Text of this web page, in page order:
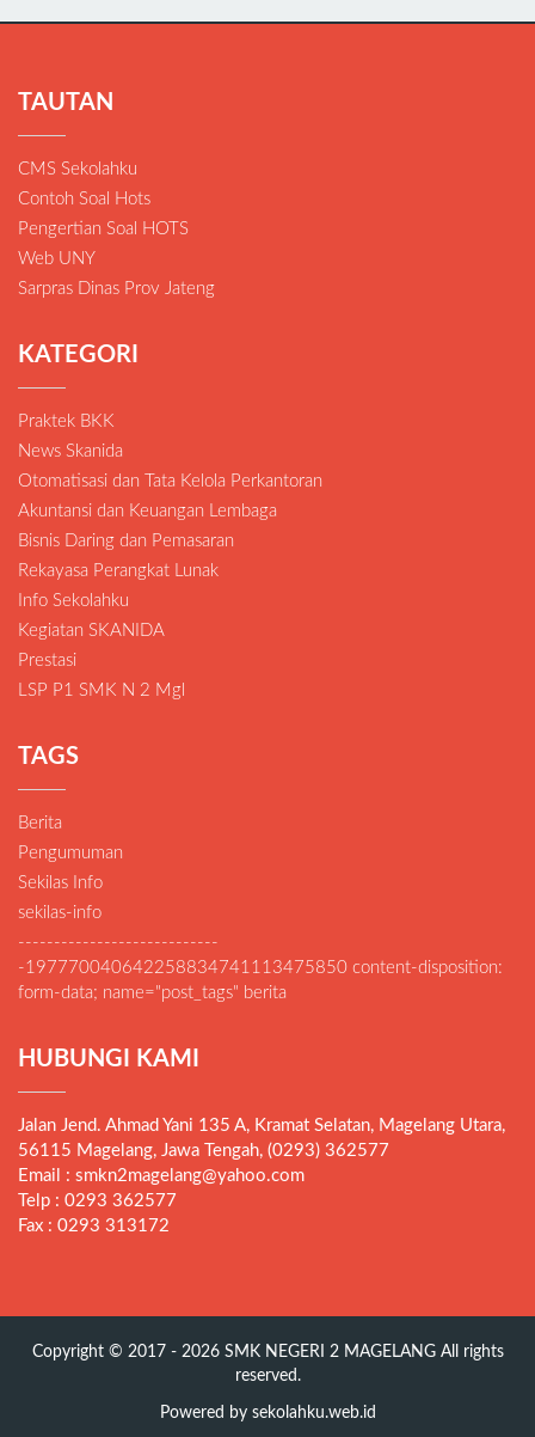
TAUTAN
CMS Sekolahku
Contoh Soal Hots
Pengertian Soal HOTS
Web UNY
Sarpras Dinas Prov Jateng
KATEGORI
Praktek BKK
News Skanida
Otomatisasi dan Tata Kelola Perkantoran
Akuntansi dan Keuangan Lembaga
Bisnis Daring dan Pemasaran
Rekayasa Perangkat Lunak
Info Sekolahku
Kegiatan SKANIDA
Prestasi
LSP P1 SMK N 2 Mgl
TAGS
Berita
Pengumuman
Sekilas Info
sekilas-info
----------------------------
-197770040642258834741113475850 content-disposition:
form-data; name="post_tags" berita
HUBUNGI KAMI
Jalan Jend. Ahmad Yani 135 A, Kramat Selatan, Magelang Utara,
56115 Magelang, Jawa Tengah, (0293) 362577
Email : smkn2magelang@yahoo.com
Telp : 0293 362577
Fax : 0293 313172
Copyright © 2017 - 2026SMK NEGERI 2 MAGELANGAll rights
reserved.
Powered by sekolahku.web.id